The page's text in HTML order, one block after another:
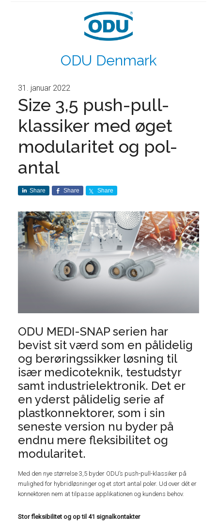
ODU Denmark
31. januar 2022
Size 3,5 push-pull-
klassiker med øget
modularitet og pol-
antal
Share Share Share
ODU MEDI-SNAP serien har
bevist sit værd som en pålidelig
og berøringssikker løsning til
især medicoteknik, testudstyr
samt industrielektronik. Det er
en yderst pålidelig serie af
plastkonnektorer, som i sin
seneste version nu byder på
endnu mere fleksibilitet og
modularitet.
Med den nye størrelse 3,5 byder ODU’s push-pull-klassiker på
mulighed for hybridløsninger og et stort antal poler. Ud over dét er
konnektoren nem at tilpasse applikationen og kundens behov.
Stor fleksibilitet og op til 41 signalkontakter